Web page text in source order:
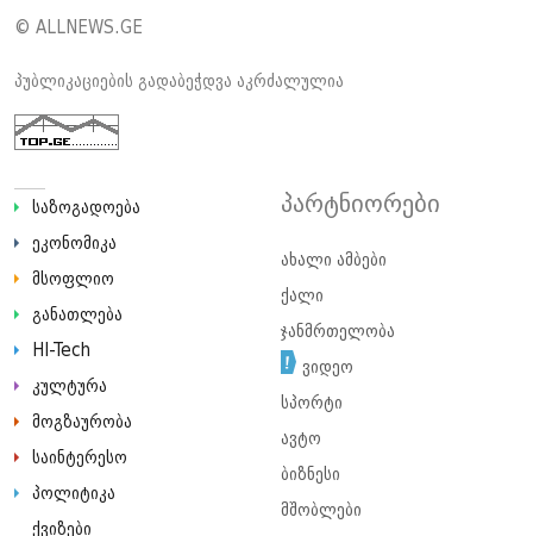
© ALLNEWS.GE
პუბლიკაციების გადაბეჭდვა აკრძალულია
საზოგადოება
ეკონომიკა
მსოფლიო
განათლება
HI-Tech
კულტურა
მოგზაურობა
საინტერესო
პოლიტიკა
ქვიზები
პარტნიორები
ახალი ამბები
ქალი
ჯანმრთელობა
ვიდეო
სპორტი
ავტო
ბიზნესი
მშობლები